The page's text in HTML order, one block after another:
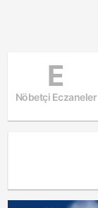
E
Nöbetçi Eczaneler